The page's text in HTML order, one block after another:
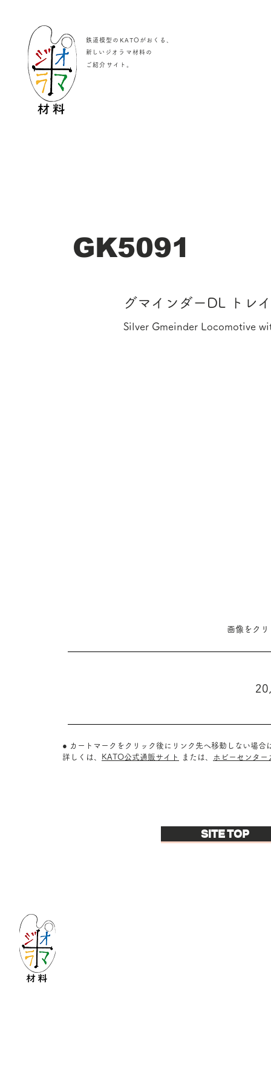
鉄道模型のKATOがおくる、
​新しいジオラマ材料の
ご紹介サイト
GK5091
Silver Gmeinder Locomotive
グマインダーDL トレ
画像をク
● カートマークをクリック後にリンク先へ移動しない場
詳しくは、
KATO公式通販サイト または、 ホビーセンター
SITE TOP